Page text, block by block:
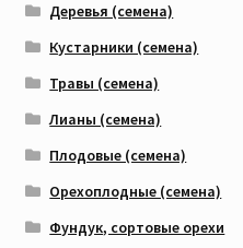
Деревья (семена)
Кустарники (семена)
Травы (семена)
Лианы (семена)
Плодовые (семена)
Орехоплодные (семена)
Фундук, сортовые орехи